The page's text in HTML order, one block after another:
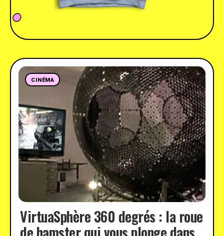
CINÉMA
VirtuaSphère 360 degrés : la roue